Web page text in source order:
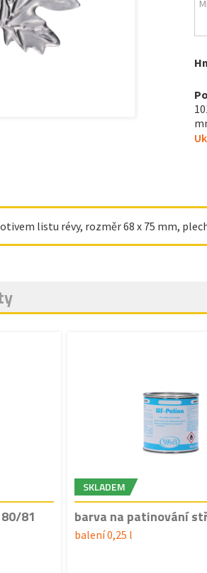
listu révy, rozměr 68 x 75 mm,
81
SKLADEM
barva na patinování
balení 0,25 l